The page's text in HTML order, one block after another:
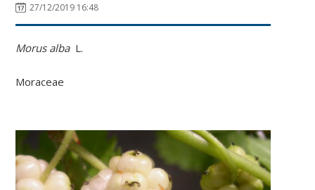
27/12/2019 16:48
Morus albaL.
Moraceae